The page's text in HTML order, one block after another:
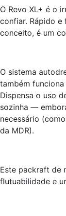
O Revo XL+ é o
confiar. Rápido e
conceito, é um
O sistema
também
Dispensa o uso
sozinha —
necessário
da MDR).
Este packraft de
flutuabilidade e